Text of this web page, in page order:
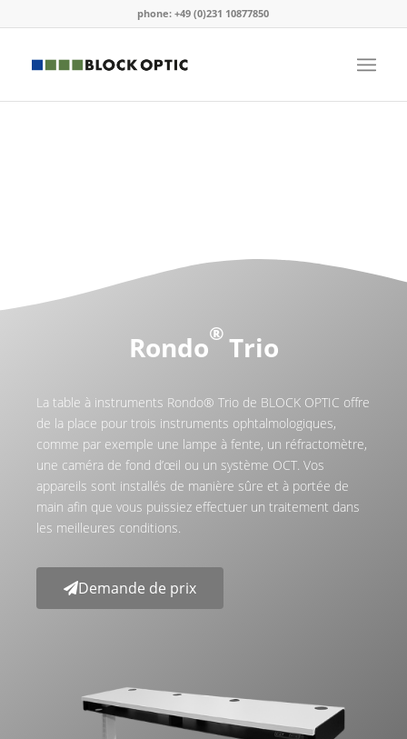
phone: +49 (0)231 10877850
Rondo® Trio
La table à instruments Rondo® Trio de BLOCK OPTIC offre
de la place pour trois instruments ophtalmologiques,
comme par exemple une lampe à fente, un réfractomètre,
une caméra de fond d’œil ou un système OCT. Vos
appareils sont installés de manière sûre et à portée de
main afin que vous puissiez effectuer un traitement dans
les meilleures conditions.
Demande de prix